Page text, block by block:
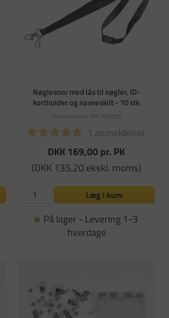
Nøglesnor med lås til nøgler, ID-
kortholder og navneskilt - 10 stk
Varenummer: PA-700655
1 anmeldelser
DKK 169,00pr. PK
(DKK 135,20 ekskl. moms)
Læg i kurv
På lager - Levering 1-3
hverdage